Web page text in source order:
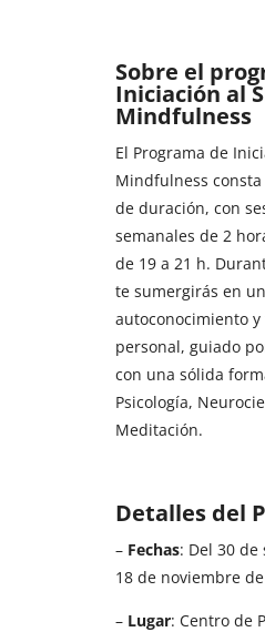
Sobre el
Iniciación al
Mindfulness
El Programa de
Mindfulness consta
de duración, con
semanales de 2
de 19 a 21 h.
te sumergirás en
autoconocimiento
personal, guiado
con una sólida
Psicología,
Meditación.
Detalles del
– Fechas: Del 30
18 de noviembre
– Lugar: Centro de